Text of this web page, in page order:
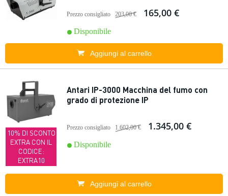
Prezzo consigliato 203,00 € 165,00 €
Disponibile
Aggiungi al carrello
10% DI SCONTO
EXTRA CON IL
CODICE:
EXTRA10
Antari IP-3000 Macchina del fumo con
grado di protezione IP
Prezzo consigliato 1.602,00 € 1.345,00 €
Disponibile
Aggiungi al carrello